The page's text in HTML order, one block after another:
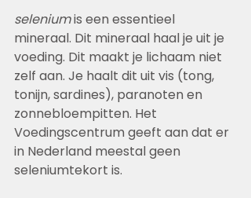
selenium is een essentieel
mineraal. Dit mineraal haal je uit je
voeding. Dit maakt je lichaam niet
zelf aan. Je haalt dit uit vis (tong,
tonijn, sardines), paranoten en
zonnebloempitten. Het
Voedingscentrum geeft aan dat er
in Nederland meestal geen
seleniumtekort is.